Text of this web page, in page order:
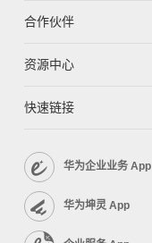
合作伙伴
资源中心
快速链接
华为企业业务 App
华为坤灵 App